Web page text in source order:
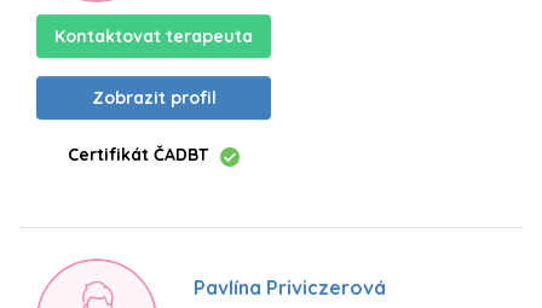
Kontaktovat terapeuta
Zobrazit profil
Certifikát ČADBT
Pavlína Priviczerová